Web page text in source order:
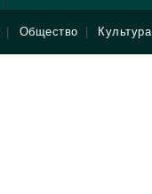
Общество Культура